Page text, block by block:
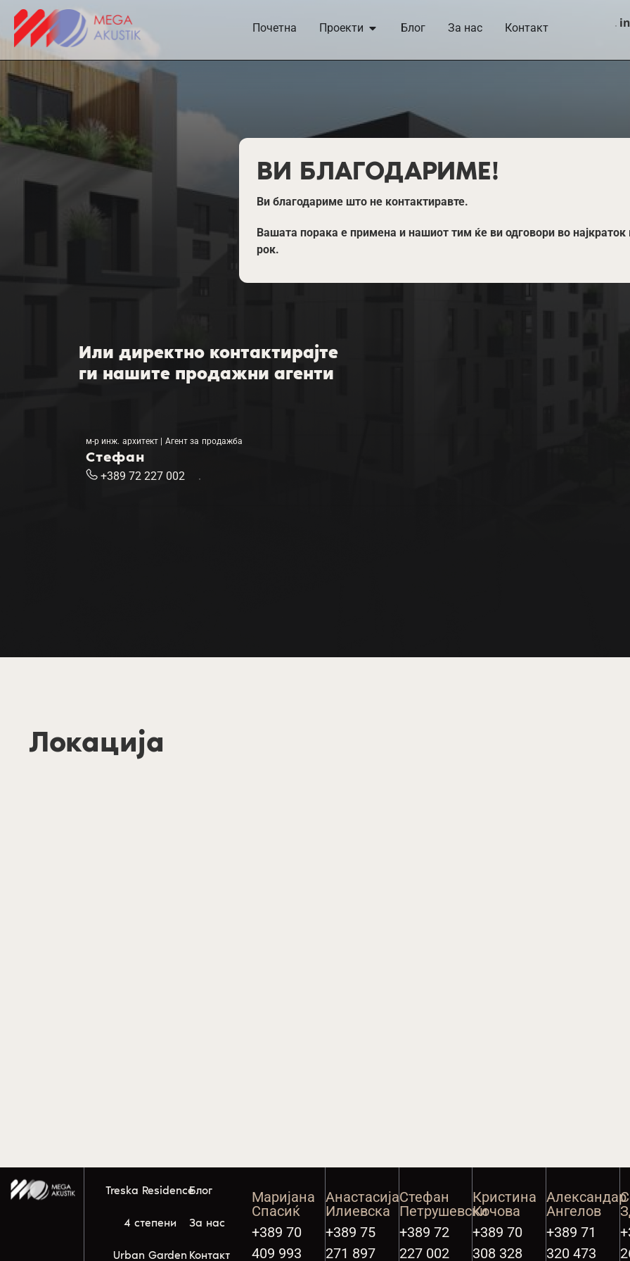
Почетна Проекти Блог За нас Контакт
ВИ БЛАГОДАРИМЕ!
Ви благодариме што не контактиравте.
Вашата порака е примена и нашиот тим ќе ви одговори во
рок.
Или директно контактирајте
ги нашите продажни агенти
м-р инж. архитект | Агент за продажба
Стефан
+389 72 227 002
Локација
Treska Residence
4 степени
Urban Garden
Блог
За нас
Контакт
Маријана
Спасиќ
+389 70
409 993
Анастасија
Илиевска
+389 75
271 897
Стефан
Петрушевски
+389 72
227 002
Кристина
Кочова
+389 70
308 328
Александар
Ангелов
+389 71
320 473